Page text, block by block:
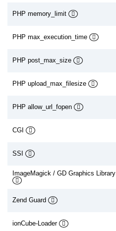
PHP memory_limit
PHP max_execution_time
PHP post_max_size
PHP upload_max_filesize
PHP allow_​url_fopen
CGI
SSI
ImageMagick / GD Graphics Library
Zend Guard
ionCube-Loader